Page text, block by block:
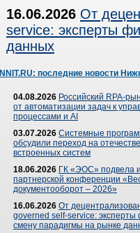
16.06.2026 От
service: эксперты
данных
NNIT.RU: последние новости
04.08.2026 Российский RPA-
от автоматизации задач к
процессами и AI
03.07.2026 Системные
обсудили переход на
встроенных систем
18.06.2026 ГК «ЭОС» подвела
партнерской конференции
документооборот – 2026»
16.06.2026 От
governed self-service: эксперты
смену парадигмы на рынке